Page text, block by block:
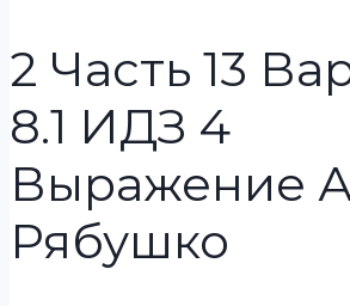
2 Часть 13
8.1 ИДЗ 4
Выражение
Рябушко